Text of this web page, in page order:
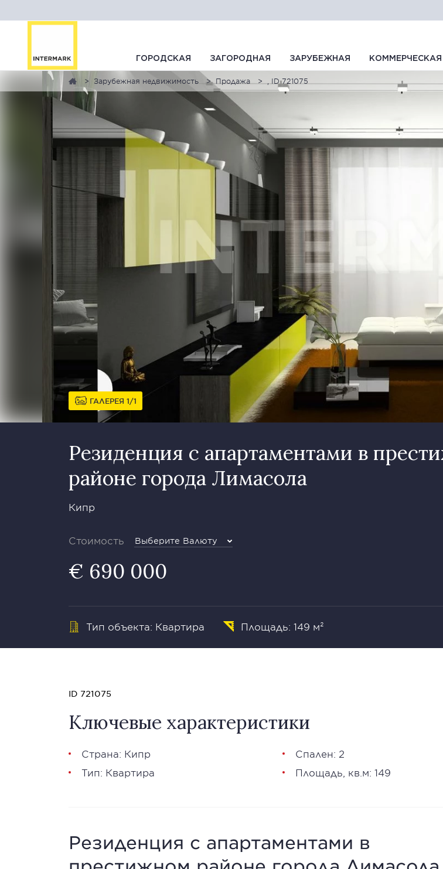
ГОРОДСКАЯ ЗАГОРОДНАЯ ЗАРУБЕЖНАЯ КОММЕРЧЕСКАЯ
Зарубежная недвижимость Продажа , ID 721075
ГАЛЕРЕЯ 1 1
Резиденция c апартаментами в
районе города Лимасола
Кипр
Стоимость Выберите Валюту
€ 690 000
Тип объекта: Квартира Площадь: 149 м²
ID 721075
Ключевые характеристики
Страна: Кипр
Тип: Квартира
Спален: 2
Площадь, кв.м: 149
Резиденция c апартаментами в